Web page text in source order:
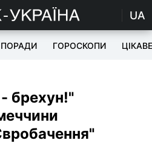
UA
ПОРАДИ ГОРОСКОПИ ЦІКАВЕ
брехун!"